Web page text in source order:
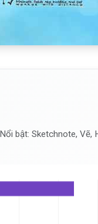
bật: Sketchnote, Vẽ,